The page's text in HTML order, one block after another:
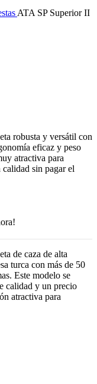
ATA SP Superior II
robusta y versátil con
eficaz y peso
atractiva para
sin pagar el
de caza de alta
turca con más de 50
Este modelo se
calidad y un precio
atractiva para